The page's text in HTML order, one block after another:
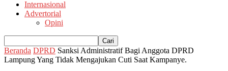
Internasional
Advertorial
Opini
Beranda DPRD Sanksi Administratif Bagi Anggota DPRD
Lampung Yang Tidak Mengajukan Cuti Saat Kampanye.